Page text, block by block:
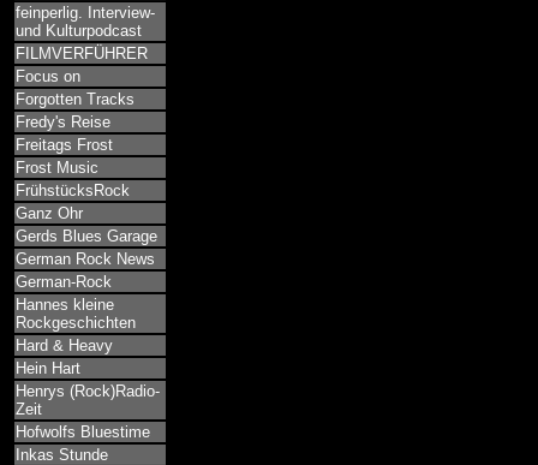
feinperlig. Interview-
und Kulturpodcast
FILMVERFÜHRER
Focus on
Forgotten Tracks
Fredy's Reise
Freitags Frost
Frost Music
FrühstücksRock
Ganz Ohr
Gerds Blues Garage
German Rock News
German-Rock
Hannes kleine
Rockgeschichten
Hard & Heavy
Hein Hart
Henrys (Rock)Radio-
Zeit
Hofwolfs Bluestime
Inkas Stunde